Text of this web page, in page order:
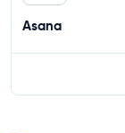
Asana